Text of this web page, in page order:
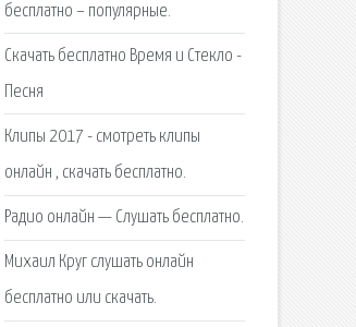
бесплатно – популярные.
Скачать бесплатно Время и Стекло -
Песня
Клипы 2017 - смотреть клипы
онлайн , скачать бесплатно.
Радио онлайн — Слушать бесплатно.
Михаил Круг слушать онлайн
бесплатно или скачать.